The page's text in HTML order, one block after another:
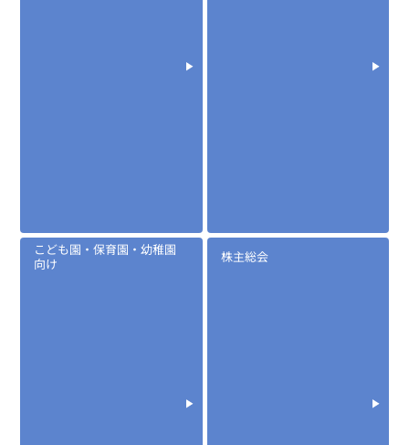
こども園・保育園・幼稚園
向け
株主総会